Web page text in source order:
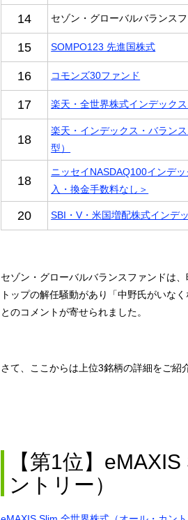
14 セゾン・グローバルバランス
15 SOMPO123 先進国株式
16 コモンズ30ファンド
17 楽天・全世界株式インデック
18
楽天・インデックス・バラン
型）
18
ニッセイNASDAQ100インデ
入・換金手数料なし＞
20 SBI・V・米国増配株式インデ
セゾン・グローバルバランスファンドは
トップの解任騒動があり「中野氏がいな
とのコメントが寄せられました。
さて、ここからは上位3銘柄の詳細をご紹
【第1位】
ントリー）